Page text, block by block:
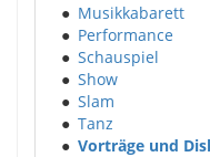
● Musikkabarett
● Performance
● Schauspiel
● Show
● Slam
● Tanz
● Vorträge und